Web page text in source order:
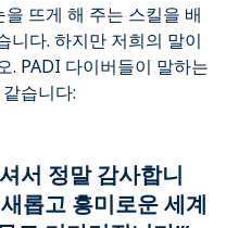
뜨게 해 주는 스킬을 배
니다. 하지만 저희의 말이
. PADI 다이버들이 말하는
습니다:
서 정말 감사합니
롭고 흥미로운 세계